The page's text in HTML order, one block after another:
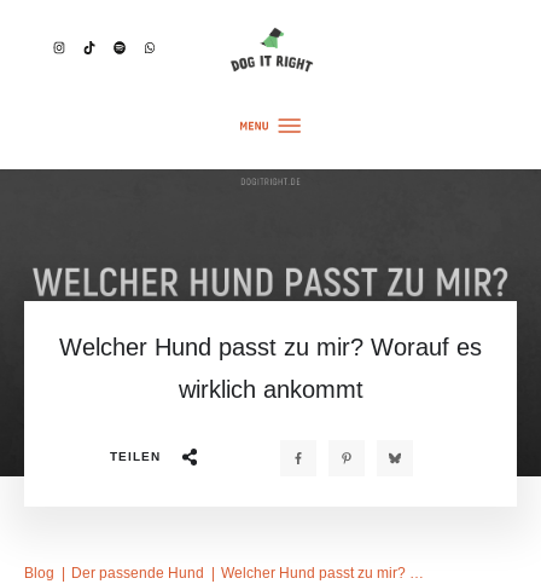
Welcher Hund passt zu mir? Worauf es
wirklich ankommt
TEILEN
Blog Der passende Hund Welcher Hund passt zu mir? Worauf es wirklich ankommt